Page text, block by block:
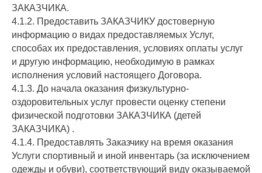
ЗАКАЗЧИКА.
4.1.2. Предоставить ЗАКАЗЧИКУ достоверную
информацию о видах предоставляемых Услуг,
способах их предоставления, условиях оплаты услуг
и другую информацию, необходимую в рамках
исполнения условий настоящего Договора.
4.1.3. До начала оказания физкультурно-
оздоровительных услуг провести оценку степени
физической подготовки ЗАКАЗЧИКА (детей
ЗАКАЗЧИКА) .
4.1.4. Предоставлять Заказчику на время оказания
Услуги спортивный и иной инвентарь (за исключением
одежды и обуви), соответствующий виду оказываемой